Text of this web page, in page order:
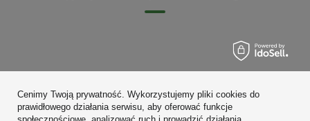
Konto
Cenimy Twoją prywatność. Wykorzystujemy pliki cookies do
prawidłowego działania serwisu, aby oferować funkcje